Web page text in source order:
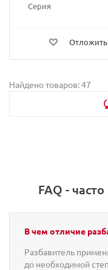
Серия
Отложить
Найдено товаров: 47
FAQ -
В чем отличие
Разбавитель
до необходимой